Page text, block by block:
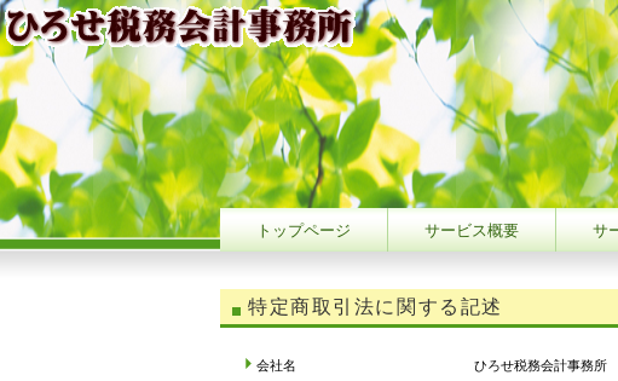
特定商取引法に関する記述
会社名 ひろせ税務会計事務所
トップページ サービス概要 サ